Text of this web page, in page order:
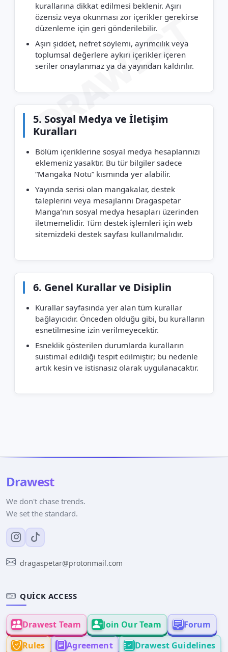
kurallarına dikkat edilmesi beklenir. Aşırı
özensiz veya okunması zor içerikler gerekirse
düzenleme için geri gönderilebilir.
Aşırı şiddet, nefret söylemi, ayrımcılık veya
toplumsal değerlere aykırı içerikler içeren
seriler onaylanmaz ya da yayından kaldırılır.
5. Sosyal Medya ve İletişim
Kuralları
Bölüm içeriklerine sosyal medya hesaplarınızı
eklemeniz yasaktır. Bu tür bilgiler sadece
“Mangaka Notu” kısmında yer alabilir.
Yayında serisi olan mangakalar, destek
taleplerini veya mesajlarını Dragaspetar
Manga’nın sosyal medya hesapları üzerinden
iletmemelidir. Tüm destek işlemleri için web
sitemizdeki destek sayfası kullanılmalıdır.
6. Genel Kurallar ve Disiplin
Kurallar sayfasında yer alan tüm kurallar
bağlayıcıdır. Önceden olduğu gibi, bu kuralların
esnetilmesine izin verilmeyecektir.
Esneklik gösterilen durumlarda kuralların
suistimal edildiği tespit edilmiştir; bu nedenle
artık kesin ve istisnasız olarak uygulanacaktır.
Drawest
We don't chase trends.
We set the standard.
dragaspetar@protonmail.com
QUICK ACCESS
Drawest Team Join Our Team
Forum
Rules
Agreement Drawest Guidelines
DRAWEST